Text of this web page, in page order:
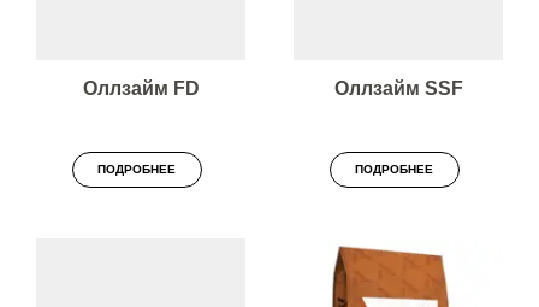
Оллзайм FD
ПОДРОБНЕЕ
Оллзайм SSF
ПОДРОБНЕЕ